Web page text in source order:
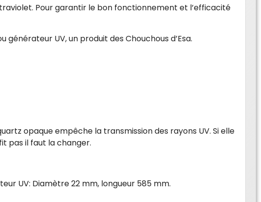
Pour garantir le bon fonctionnement et l’efficacité
UV, un produit des Chouchous d’Esa.
opaque empêche la transmission des rayons UV. Si elle
pas il faut la changer.
UV: Diamètre 22 mm, longueur 585 mm.